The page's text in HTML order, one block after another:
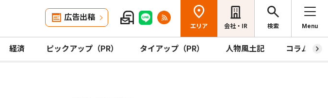
広告出稿
エリア 会社・IR 検索 Menu
経済 ピックアップ（PR） タイアップ（PR） 人物風土記 コラム